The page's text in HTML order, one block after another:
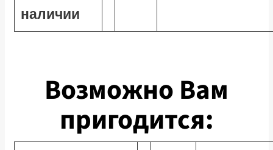
наличии
Возможно Вам
пригодится: